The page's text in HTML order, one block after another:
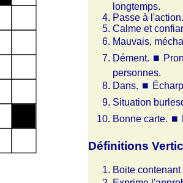
longtemps.
Passe à l'action.
Calme et
Mauvais,
Dément. ⏹
personnes.
Dans. ⏹
Situation
Bonne carte. ⏹
Définitions
Boite